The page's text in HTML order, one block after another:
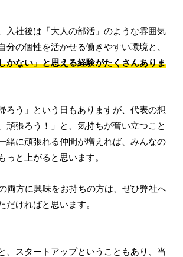
入社後は「大人の部活」のような雰囲気
分の個性を活かせる働きやすい環境と、
かない」と思える経験がたくさんありま
ろう」という日もありますが、代表の想
頑張ろう！」と、気持ちが奮い立つこと
緒に頑張れる仲間が増えれば、みんなの
っと上がると思います。
両方に興味をお持ちの方は、ぜひ弊社へ
だければと思います。
、スタートアップということもあり、当